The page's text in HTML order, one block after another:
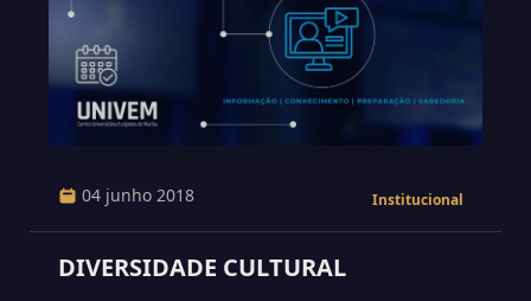
04 junho 2018 Institucional
DIVERSIDADE CULTURAL